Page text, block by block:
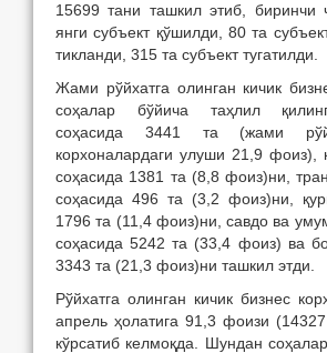
15699 тани ташкил этиб, биринчи
янги субъект қўшилди, 80 та
тикланди, 315 та субъект тугатилди.
Жами рўйхатга олинган кичик
соҳалар бўйича таҳлил
соҳасида 3441 та (жами
корхоналардаги улуши 21,9 фоиз),
соҳасида 1381 та (8,8 фоиз)ни,
соҳасида 496 та (3,2 фоиз)ни,
1796 та (11,4 фоиз)ни, савдо ва
соҳасида 5242 та (33,4 фоиз) ва
3343 та (21,3 фоиз)ни ташкил этди.
Рўйхатга олинган кичик бизнес
апрель ҳолатига 91,3 фоизи
кўрсатиб келмоқда. Шундан